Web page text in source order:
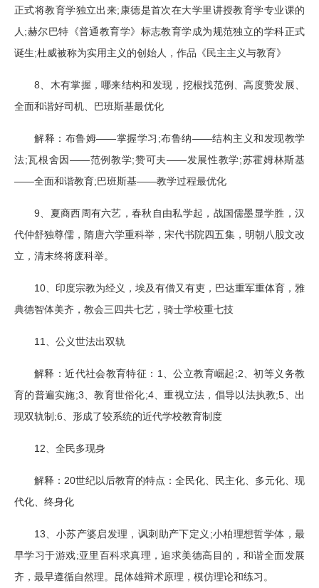
正式将教育学独立出来; 康德是首次在大学里讲授教育学专业课的
人 ;赫尔巴特《普通教育学》标志教育学成为规范独立的学科正式
诞生;杜威被称为实用主义的创始人，作品《民主主义与教育》
8、木有掌握，哪来结构和发现，挖根找范例、高度赞发展、
全面和谐好司机、巴班斯基最优化
解释：布鲁姆——掌握学习 ;布鲁纳——结构主义和发现教学
法;瓦根舍因——范例教学;赞可夫——发展性教学;苏霍姆林斯基
——全面和谐教育; 巴班斯基——教学过程最优化
9、夏商西周有六艺，春秋自由私学起，战国儒墨显学胜，汉
代仲舒独尊儒，隋唐六学重科举，宋代书院四五集，明朝八股文改
立，清末终将废科举。
10、印度宗教为经义，埃及有僧又有吏，巴达重军重体育，雅
典德智体美齐，教会三四共七艺，骑士学校重七技
11 、公义世法出双轨
解释：近代社会教育特征： 1 、公立教育崛起 ;2、初等义务教
育的普遍实施;3、教育世俗化;4、重视立法，倡导以法执教;5、出
现双轨制 ;6、形成了较系统的近代学校教育制度
12、全民多现身
解释： 20世纪以后教育的特点：全民化、民主化、多元化、现
代化、终身化
13、小苏产婆启发理，讽刺助产下定义 ;小柏理想哲学体，最
早学习于游戏;亚里百科求真理，追求美德高目的，和谐全面发展
齐，最早遵循自然理。昆体雄辩术原理，模仿理论和练习。